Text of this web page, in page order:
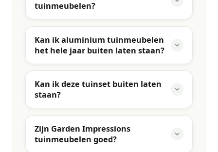
tuinmeubelen?
Kan ik aluminium tuinmeubelen
het hele jaar buiten laten staan?
Kan ik deze tuinset buiten laten
staan?
Zijn Garden Impressions
tuinmeubelen goed?